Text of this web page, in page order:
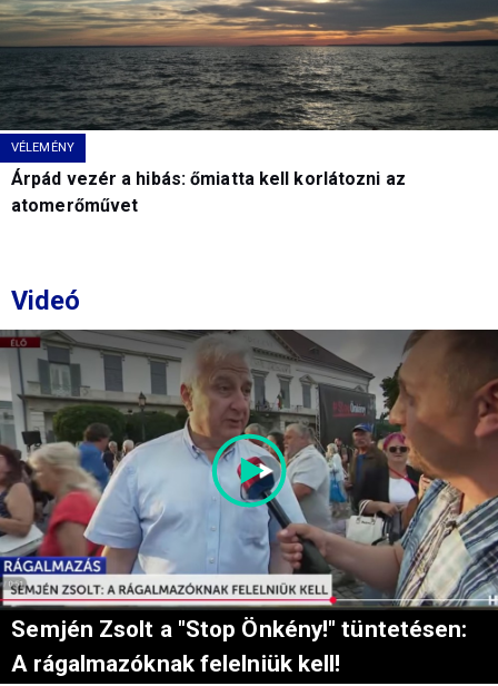
VÉLEMÉNY
Árpád vezér a hibás: őmiatta kell korlátozni az
atomerőművet
Videó
Semjén Zsolt a "Stop Önkény!" tüntetésen:
A rágalmazóknak felelniük kell!